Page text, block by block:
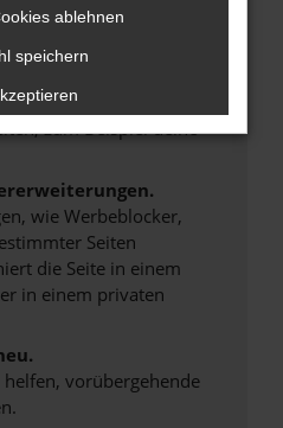
aufgetreten.
die dir helfen können:
zum Beispiel deine
wie Werbeblocker,
Seiten
die Seite in einem
in einem privaten
vorübergehende
ablehnen
speichern